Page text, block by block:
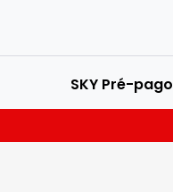
SKY Pré-pago